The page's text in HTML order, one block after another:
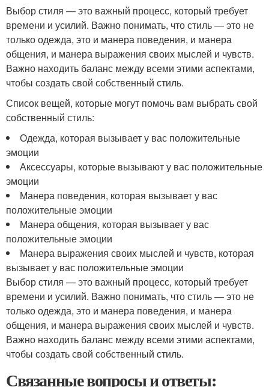
Выбор стиля — это важный процесс, который требует
времени и усилий. Важно понимать, что стиль — это не
только одежда, это и манера поведения, и манера
общения, и манера выражения своих мыслей и чувств.
Важно находить баланс между всеми этими аспектами,
чтобы создать свой собственный стиль.
Список вещей, которые могут помочь вам выбрать свой
собственный стиль:
Одежда, которая вызывает у вас положительные
эмоции
Аксессуары, которые вызывают у вас положительные
эмоции
Манера поведения, которая вызывает у вас
положительные эмоции
Манера общения, которая вызывает у вас
положительные эмоции
Манера выражения своих мыслей и чувств, которая
вызывает у вас положительные эмоции
Выбор стиля — это важный процесс, который требует
времени и усилий. Важно понимать, что стиль — это не
только одежда, это и манера поведения, и манера
общения, и манера выражения своих мыслей и чувств.
Важно находить баланс между всеми этими аспектами,
чтобы создать свой собственный стиль.
Связанные вопросы и ответы: